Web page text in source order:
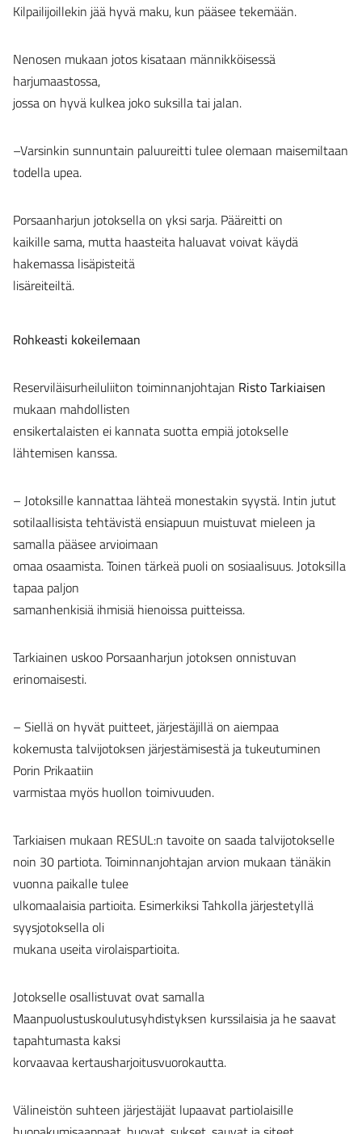
Kilpailijoillekin jää hyvä maku, kun pääsee tekemään.
Nenosen mukaan jotos kisataan männikköisessä
harjumaastossa,
jossa on hyvä kulkea joko suksilla tai jalan.
–Varsinkin sunnuntain paluureitti tulee olemaan maisemiltaan
todella upea.
Porsaanharjun jotoksella on yksi sarja. Pääreitti on
kaikille sama, mutta haasteita haluavat voivat käydä
hakemassa lisäpisteitä
lisäreiteiltä.
Rohkeasti kokeilemaan
Reserviläisurheiluliiton toiminnanjohtajan Risto Tarkiaisen
mukaan mahdollisten
ensikertalaisten ei kannata suotta empiä jotokselle
lähtemisen kanssa.
– Jotoksille kannattaa lähteä monestakin syystä. Intin jutut
sotilaallisista tehtävistä ensiapuun muistuvat mieleen ja
samalla pääsee arvioimaan
omaa osaamista. Toinen tärkeä puoli on sosiaalisuus. Jotoksilla
tapaa paljon
samanhenkisiä ihmisiä hienoissa puitteissa.
Tarkiainen uskoo Porsaanharjun jotoksen onnistuvan
erinomaisesti.
– Siellä on hyvät puitteet, järjestäjillä on aiempaa
kokemusta talvijotoksen järjestämisestä ja tukeutuminen
Porin Prikaatiin
varmistaa myös huollon toimivuuden.
Tarkiaisen mukaan RESUL:n tavoite on saada talvijotokselle
noin 30 partiota. Toiminnanjohtajan arvion mukaan tänäkin
vuonna paikalle tulee
ulkomaalaisia partioita. Esimerkiksi Tahkolla järjestetyllä
syysjotoksella oli
mukana useita virolaispartioita.
Jotokselle osallistuvat ovat samalla
Maanpuolustuskoulutusyhdistyksen kurssilaisia ja he saavat
tapahtumasta kaksi
korvaavaa kertausharjoitusvuorokautta.
Välineistön suhteen järjestäjät lupaavat partiolaisille